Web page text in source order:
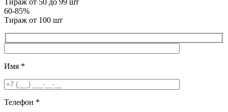
Тираж от 50 до 99 шт
60-85%
Тираж от 100 шт
Имя *
Телефон *